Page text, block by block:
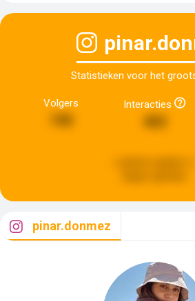
Statistieken voor het
Volgers Interacties
pinar.donmez